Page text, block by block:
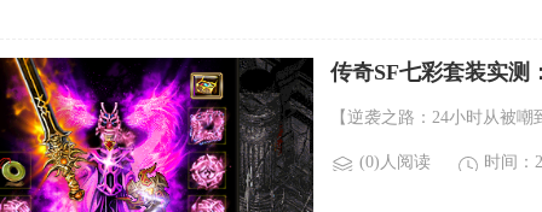
传奇SF七彩套装实测
【逆袭之路：24小时从被
(0)人阅读 时间：